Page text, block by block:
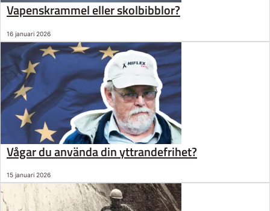
Vapenskrammel eller skolbibblor?
16 januari 2026
Vågar du använda din yttrandefrihet?
15 januari 2026